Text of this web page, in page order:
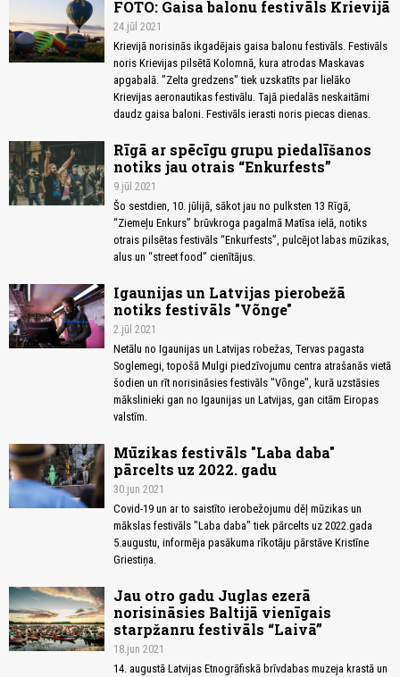
FOTO: Gaisa balonu festivāls Krievijā
24.jūl 2021
Krievijā norisinās ikgadējais gaisa balonu festivāls. Festivāls
noris Krievijas pilsētā Kolomnā, kura atrodas Maskavas
apgabalā. "Zelta gredzens" tiek uzskatīts par lielāko
Krievijas aeronautikas festivālu. Tajā piedalās neskaitāmi
daudz gaisa baloni. Festivāls ierasti noris piecas dienas.
Rīgā ar spēcīgu grupu piedalīšanos
notiks jau otrais “Enkurfests”
9.jūl 2021
Šo sestdien, 10. jūlijā, sākot jau no pulksten 13 Rīgā,
“Ziemeļu Enkurs” brūvkroga pagalmā Matīsa ielā, notiks
otrais pilsētas festivāls “Enkurfests”, pulcējot labas mūzikas,
alus un “street food” cienītājus.
Igaunijas un Latvijas pierobežā
notiks festivāls "Võnge"
2.jūl 2021
Netālu no Igaunijas un Latvijas robežas, Tervas pagasta
Soglemegi, topošā Mulgi piedzīvojumu centra atrašanās vietā
šodien un rīt norisināsies festivāls "Võnge", kurā uzstāsies
mākslinieki gan no Igaunijas un Latvijas, gan citām Eiropas
valstīm.
Mūzikas festivāls "Laba daba"
pārcelts uz 2022. gadu
30.jun 2021
Covid-19 un ar to saistīto ierobežojumu dēļ mūzikas un
mākslas festivāls "Laba daba" tiek pārcelts uz 2022.gada
5.augustu, informēja pasākuma rīkotāju pārstāve Kristīne
Griestiņa.
Jau otro gadu Juglas ezerā
norisināsies Baltijā vienīgais
starpžanru festivāls “Laivā”
18.jun 2021
14. augustā Latvijas Etnogrāfiskā brīvdabas muzeja krastā un